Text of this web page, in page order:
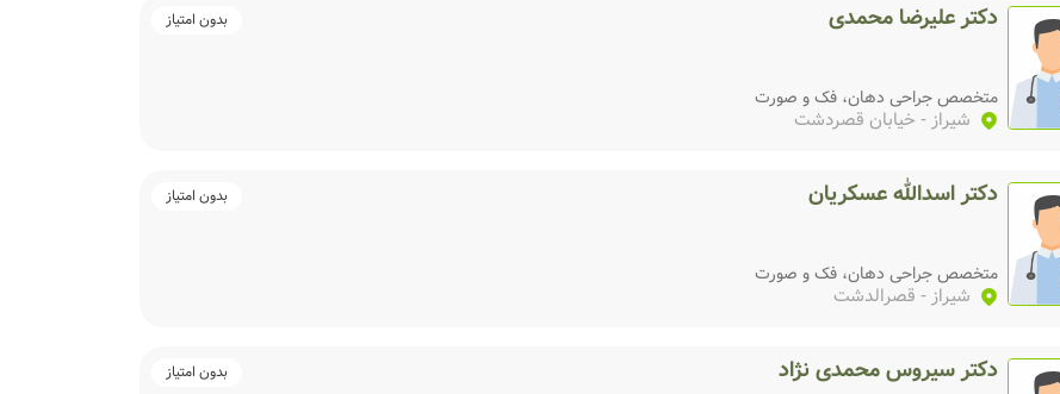
دکتر علیرضا محمدی بدون امتیاز
متخصص جراحی دهان، فک و صورت
شیراز- خیابان قصردشت
دکتر اسدالله عسکریان بدون امتیاز
متخصص جراحی دهان، فک و صورت
شیراز- قصرالدشت
دکتر سیروس محمدی نژاد بدون امتیاز